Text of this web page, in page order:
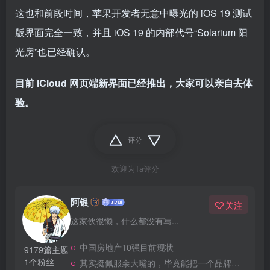
这也和前段时间，苹果开发者无意中曝光的 iOS 19 测试
版界面完全一致，并且 iOS 19 的内部代号“Solarium 阳
光房”也已经确认。
目前 iCloud 网页端新界面已经推出，大家可以亲自去体
验。
评分
欢迎为Ta评分
9179篇主题
1个粉丝
阿银
这家伙很懒，什么都没有写...
关注
中国房地产10强目前现状
其实挺佩服余大嘴的，毕竟能把一个品牌做到全民嘲笑恶搞，真的不容易